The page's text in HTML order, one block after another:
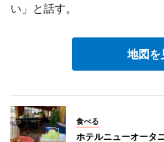
い」と話す。
地図を
食べる
ホテルニューオータ